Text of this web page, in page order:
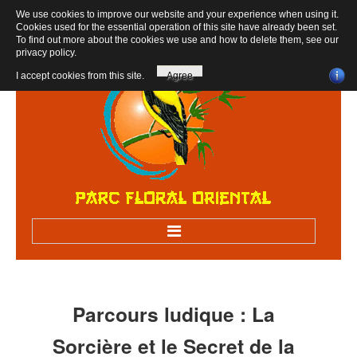
Visiter sur RV
Visites scolaires, centres de loisirs
Parcours ludique : La
Sorcière et le Secretde la
We use cookies to improve our website and your experience when using it.
Cookies used for the essential operation of this site have already been set.
To find out more about the cookies we use and how to delete them, see our
privacy policy.
I accept cookies from this site. Agree